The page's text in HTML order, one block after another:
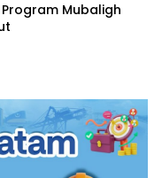
Mubaligh